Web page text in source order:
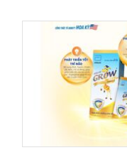
dưỡng toàn diện